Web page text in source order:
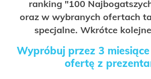
ranking "100
oraz w wybranych ofertach
specjalne. Wkrótce
Wypróbuj przez 3
ofertę z